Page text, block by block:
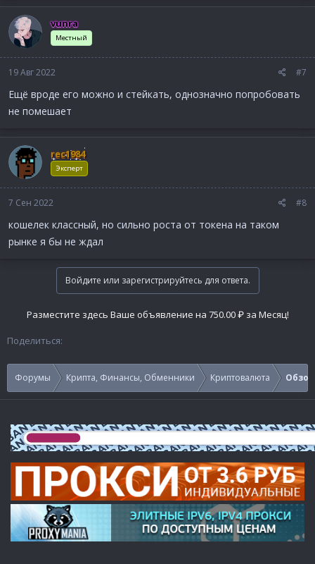
vunra
Местный
19 Авг 2022 #7
Ещё вроде его можно и стейкать, однозначно попробовать
не помешает
rec1984
Эксперт
7 Сен 2022 #8
кошелек классный, но сильно роста от токена на таком
рынке я бы не ждал
Войдите или зарегистрируйтесь для ответа.
Разместите здесь Ваше объявление на 750.00 ₽ за Месяц!
Поделиться:
Форумы Крипта, Финансы, Обменники Криптовалюта